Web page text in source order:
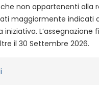
non appartenenti alla
maggiormente indicati
iniziativa. L’assegnazione
il 30 Settembre 2026.